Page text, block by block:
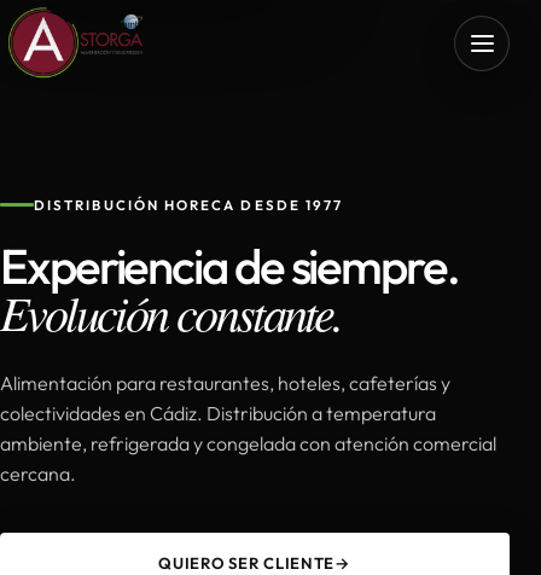
DISTRIBUCIÓN HORECA DESDE 1977
Experiencia de siempre.
Evolución constante.
Alimentación para restaurantes, hoteles, cafeterías y
colectividades en Cádiz. Distribución a temperatura
ambiente, refrigerada y congelada con atención comercial
cercana.
QUIERO SER CLIENTE→